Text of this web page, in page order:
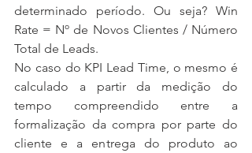
determinado período. Ou seja? Win
Rate = Nº de Novos Clientes / Número
Total de Leads.
No caso do KPI Lead Time, o mesmo é
calculado a partir da medição do
tempo compreendido entre a
formalização da compra por parte do
cliente e a entrega do produto ao